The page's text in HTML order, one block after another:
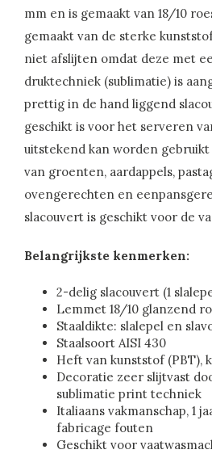
mm en is gemaakt van 18/10
gemaakt van de sterke
niet afslijten omdat deze met
druktechniek (sublimatie) is
prettig in de hand liggend
geschikt is voor het serveren
uitstekend kan worden
van groenten, aardappels,
ovengerechten en
slacouvert is geschikt voor de
Belangrijkste kenmerken:
2-delig slacouvert (1
Lemmet 18/10 glanzend
Staaldikte: slalepel en
Staalsoort AISI 430
Heft van kunststof (PBT),
Decoratie zeer slijtvast
sublimatie print techniek
Italiaans vakmanschap, 1
fabricage fouten
Geschikt voor